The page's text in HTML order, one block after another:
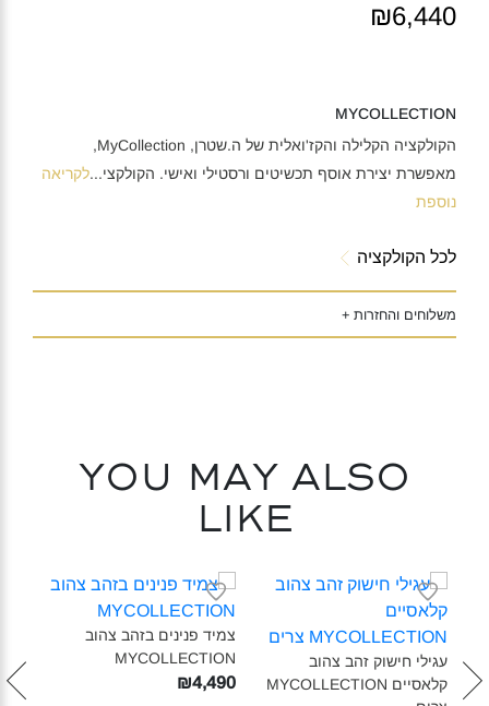
₪6,440
MYCOLLECTION
הקולקציה הקלילה והקז'ואלית של ה.שטרן, MyCollection,
מאפשרת יצירת אוסף תכשיטים ורסטילי ואישי. הקולקצי...לקריאה
נוספת
לכל הקולקציה
משלוחים והחזרות +
You may also
like
עגילי חישוק זהב צהוב
קלאסיים MYCOLLECTION‎
צמיד פנינים בזהב צהוב
MYCOLLECTION‎
₪4,490